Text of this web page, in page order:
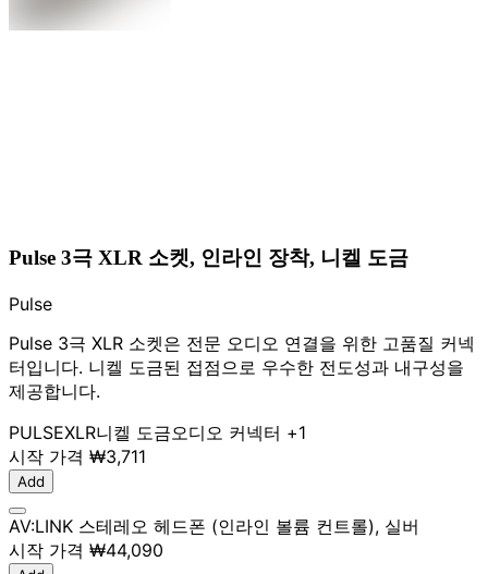
Pulse 3극 XLR 소켓, 인라인 장착, 니켈 도금
Pulse
Pulse 3극 XLR 소켓은 전문 오디오 연결을 위한 고품질 커넥
터입니다. 니켈 도금된 접점으로 우수한 전도성과 내구성을
제공합니다.
PULSEXLR니켈 도금오디오 커넥터 +1
시작 가격 ₩3,711
Add
AV:LINK 스테레오 헤드폰 (인라인 볼륨 컨트롤), 실버
시작 가격 ₩44,090